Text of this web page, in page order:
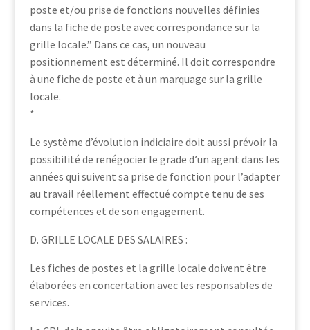
poste et/ou prise de fonctions nouvelles définies
dans la fiche de poste avec correspondance sur la
grille locale.” Dans ce cas, un nouveau
positionnement est déterminé. Il doit correspondre
à une fiche de poste et à un marquage sur la grille
locale.
*
Le système d’évolution indiciaire doit aussi prévoir la
possibilité de renégocier le grade d’un agent dans les
années qui suivent sa prise de fonction pour l’adapter
au travail réellement effectué compte tenu de ses
compétences et de son engagement.
D. GRILLE LOCALE DES SALAIRES :
Les fiches de postes et la grille locale doivent être
élaborées en concertation avec les responsables de
services.